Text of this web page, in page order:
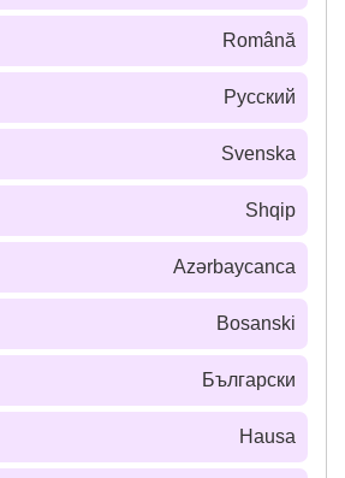
Română
Русский
Svenska
Shqip
Azərbaycanca
Bosanski
Български
Hausa